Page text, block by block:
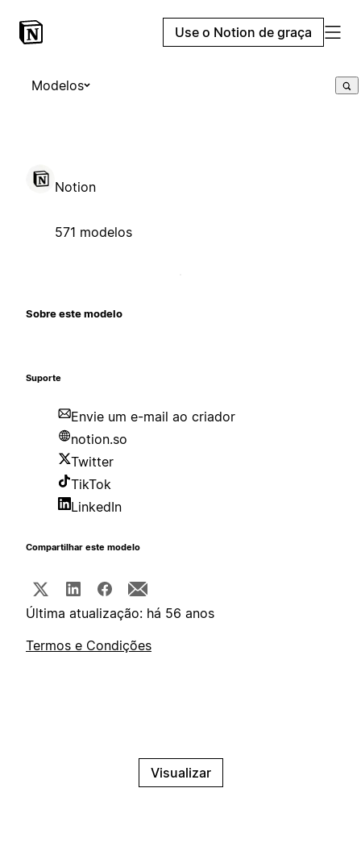
Use o Notion de graça
Modelos
Notion
571 modelos
Sobre este modelo
Suporte
Envie um e-mail ao criador
notion.so
Twitter
TikTok
LinkedIn
Compartilhar este modelo
Última atualização: há 56 anos
Termos e Condições
Visualizar